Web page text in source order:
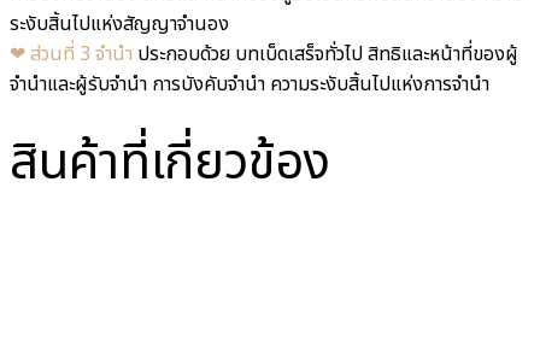
ระงับสิ้นไปแห่งสัญญาจำนอง
❤︎ ส่วนที่ 3 จำนำ ประกอบด้วย บทเบ็ดเสร็จทั่วไป สิทธิและหน้าที่ของผู้
จำนำและผู้รับจำนำ การบังคับจำนำ ความระงับสิ้นไปแห่งการจำนำ
สินค้าที่เกี่ยวข้อง